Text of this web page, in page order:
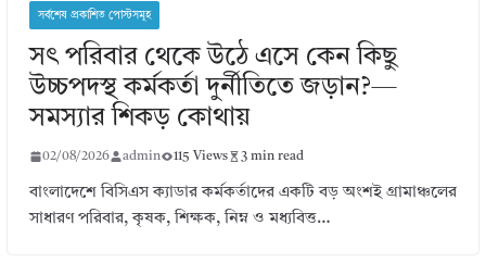
সর্বশেষ প্রকাশিত পোস্টসমূহ
সৎ পরিবার থেকে উঠে এসে কেন কিছু
উচ্চপদস্থ কর্মকর্তা দুর্নীতিতে জড়ান?—
সমস্যার শিকড় কোথায়
02/08/2026 admin 115 Views 3 min read
বাংলাদেশে বিসিএস ক্যাডার কর্মকর্তাদের একটি বড় অংশই গ্রামাঞ্চলের
সাধারণ পরিবার, কৃষক, শিক্ষক, নিম্ন ও মধ্যবিত্ত…